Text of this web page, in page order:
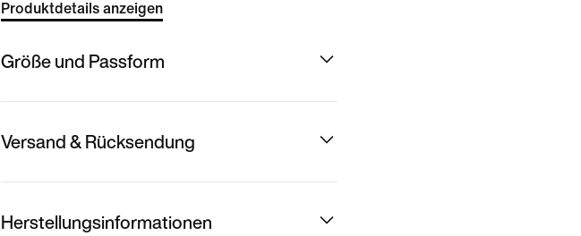
Produktdetails anzeigen
Größe und Passform
Versand & Rücksendung
Herstellungsinformationen